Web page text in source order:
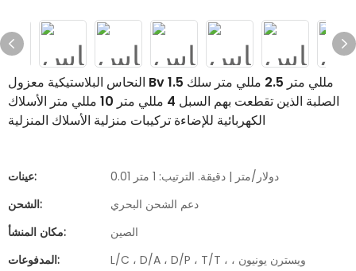
النحاس البلاستيكية معزول Bv 1.5 مللي متر 2.5 مللي متر سلك
الصلبة الذين تقطعت بهم السبل 4 مللي متر 10 مللي متر الأسلاك
الكهربائية للإضاءة تركيبات منزلية الأسلاك المنزلية
عينات:
0.01 دولار/متر | دقيقة. الترتيب: 1 متر
الشحن:
دعم الشحن البحري
مكان المنشأ:
الصين
المدفوعات:
L/C ، D/A ، D/P ، T/T ، ويسترن يونيون ،